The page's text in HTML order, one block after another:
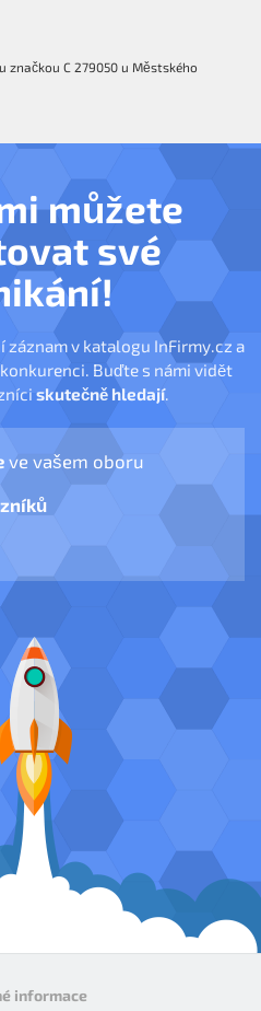
značkou C 279050 u Městského
můžete
své
v katalogu InFirmy.cz a
Buďte s námi vidět
skutečně hledají.
ve vašem oboru
informace